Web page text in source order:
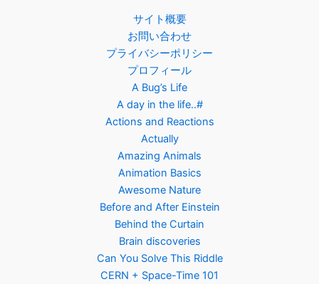
サイト概要
お問い合わせ
プライバシーポリシー
プロフィール
A Bug’s Life
A day in the life..#
Actions and Reactions
Actually
Amazing Animals
Animation Basics
Awesome Nature
Before and After Einstein
Behind the Curtain
Brain discoveries
Can You Solve This Riddle
CERN + Space-Time 101